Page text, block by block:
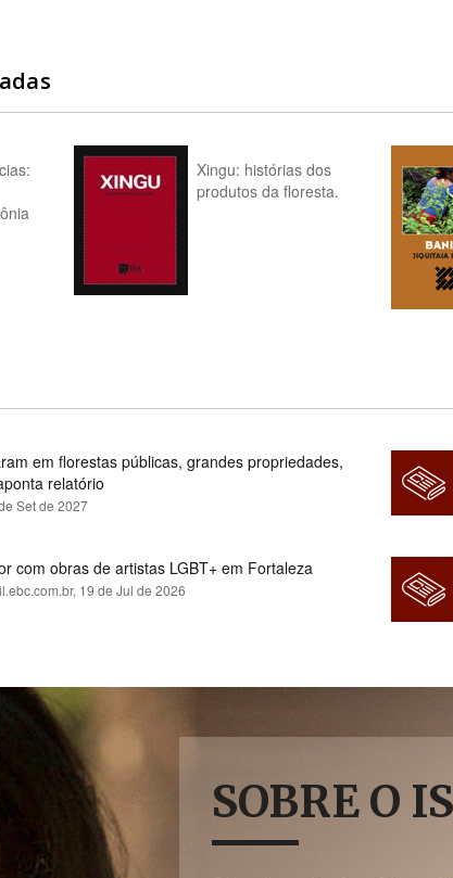
Xingu: histórias dos
produtos da floresta.
em florestas públicas, grandes propriedades,
relatório
Set de 2027
com obras de artistas LGBT+ em Fortaleza
19 de Jul de 2026
SOBRE O